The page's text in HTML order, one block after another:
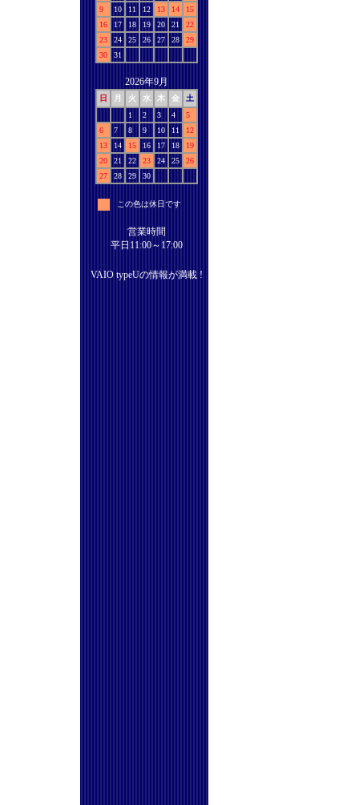
9
10 11 12 13 14
15
16
17 18 19 20 21
22
23
24 25 26 27 28
29
30
31
2026年9月
日 月 火 水 木 金
土
1
2 3 4
5
6
7 8 9 10 11
12
13
14 15 16 17 18
19
20
21 22 23 24 25
26
27
28 29 30
この色は休日です
営業時間
平日11:00～17:00
VAIO typeUの情報が満載 !